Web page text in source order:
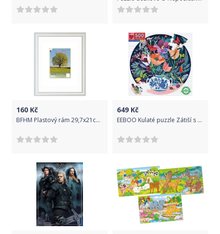
160 Kč
BFHM Plastový rám 29,7x21cm A4 - bílý
649 Kč
EEBOO Kulaté puzzle Zátiší s květinami 500 dílků